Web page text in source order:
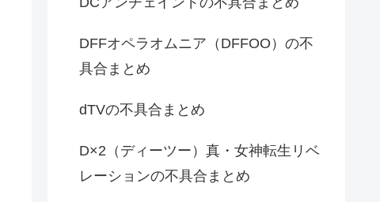
DFFオペラオムニア（DFFOO）の不
具合まとめ
dTVの不具合まとめ
D×2（ディーツー）真・女神転生リベ
レーションの不具合まとめ